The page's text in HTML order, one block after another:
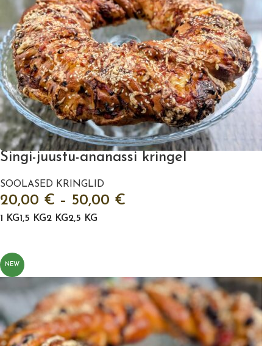
Singi-juustu-ananassi kringel
SOOLASED KRINGLID
20,00 € – 50,00 €
1 KG1,5 KG2 KG2,5 KG
NEW